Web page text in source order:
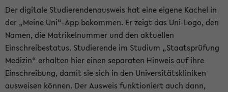
Der digitale Studierendenausweis hat eine eigene Kachel in
der „Meine Uni“-App bekommen. Er zeigt das Uni-Logo, den
Namen, die Matrikelnummer und den aktuellen
Einschreibestatus. Studierende im Studium „Staatsprüfung
Medizin“ erhalten hier einen separaten Hinweis auf ihre
Einschreibung, damit sie sich in den Universitätskliniken
ausweisen können. Der Ausweis funktioniert auch dann,